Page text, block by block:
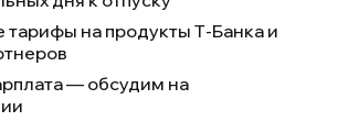
на продукты Т-Банка и
— обсудим на